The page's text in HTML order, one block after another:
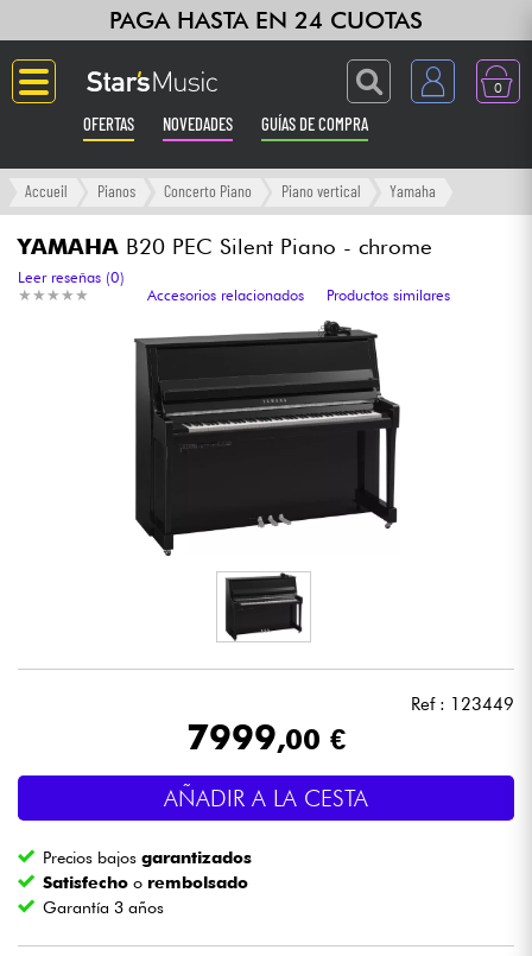
PAGA HASTA EN 24 CUOTAS
0
OFERTAS NOVEDADES GUÍAS DE COMPRA
Langue
Guitarras & Bajos
Ampli & Efectos
Sintetizadores & samplers
Auriculares
Sistemas de Sonido
Batería y percusión
Accueil Pianos Concerto Piano Piano vertical Yamaha
YAMAHA B20 PEC Silent Piano - chrome
★ ★ ★ ★ ★
★ ★ ★ ★ ★
Leer reseñas (0)
Accesorios relacionados
Productos similares
Ref : 123449
7999,00 €
AÑADIR A LA CESTA
Precios bajosgarantizados
Satisfecho o rembolsado
Garantía 3 años